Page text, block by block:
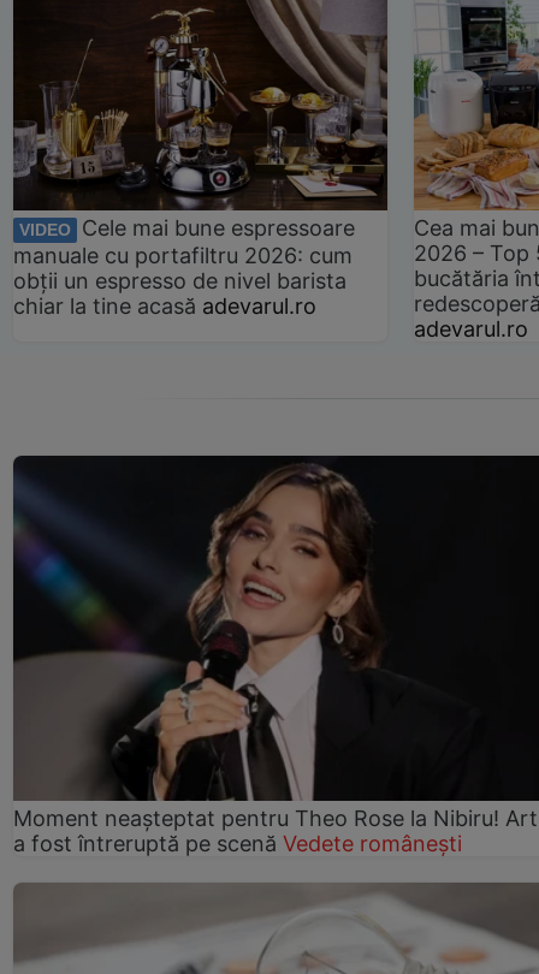
VIDEO
Cele mai bune espressoare
manuale cu portafiltru 2026: cum
obții un espresso de nivel barista
chiar la tine acasă adevarul.ro
Cea mai
2026 –
bucătăria
adevarul.ro
Moment neașteptat pentru Theo Rose la Nibiru!
a fost întreruptă pe scenă Vedete românești